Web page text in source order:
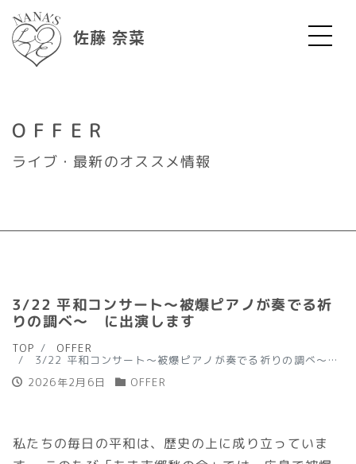
佐藤 奈菜
OFFER
ライブ・最新のオススメ情報
3/22 平和コンサート～被爆ピアノが奏でる祈
りの調べ～ に出演します
TOP
OFFER
3/22 平和コンサート～被爆ピアノが奏でる祈りの調べ～ に出演します
2026年2月6日
OFFER
私たちの毎日の平和は、歴史の上に成り立っていま